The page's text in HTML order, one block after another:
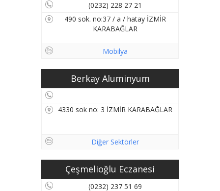
(0232) 228 27 21
490 sok. no:37 / a / hatay İZMİR
KARABAĞLAR
Mobilya
Berkay Aluminyum
4330 sok no: 3 İZMİR KARABAĞLAR
Diğer Sektörler
Çeşmelioğlu Eczanesi
(0232) 237 51 69